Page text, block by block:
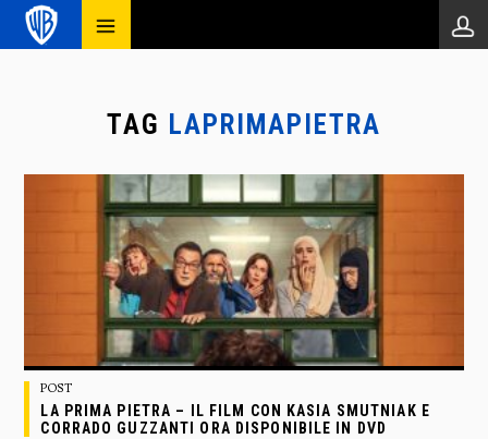
TAG LAPRIMAPIETRA
POST
LA PRIMA PIETRA – IL FILM CON KASIA SMUTNIAK E
CORRADO GUZZANTI ORA DISPONIBILE IN DVD